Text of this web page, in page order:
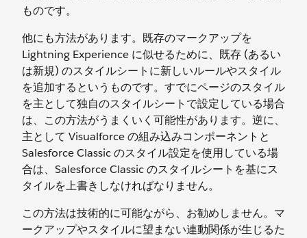
ものです。
他にも方法があります。既存のマークアップを
Lightning Experience に似せるために、既存 (あるい
は新規) のスタイルシートに新しいルールやスタイル
を追加するというものです。すでにページのスタイル
を主として独自のスタイルシートで設定している場合
は、この方法がうまくいく可能性があります。逆に、
主として Visualforce の組み込みコンポーネントと
Salesforce Classic のスタイル設定を使用している場
合は、Salesforce Classic のスタイルシートを基にス
タイルを上書きしなければなりません。
この方法は技術的に可能ながら、お勧めしません。マ
ークアップやスタイルに望まない連動関係が生じるた